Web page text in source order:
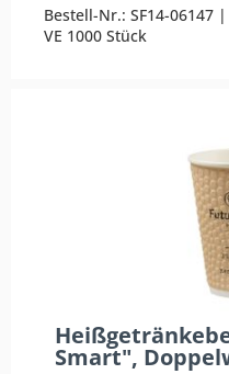
Bestell-Nr.: SF14-06147
VE 1000 Stück
Smart",